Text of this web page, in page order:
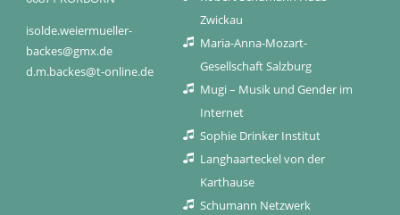
isolde.weiermueller-
backes@gmx.de
d.m.backes@t-online.de
Zwickau
Maria-Anna-Mozart-
Gesellschaft Salzburg
Mugi – Musik und Gender im
Internet
Sophie Drinker Institut
Langhaarteckel von der
Karthause
Schumann Netzwerk